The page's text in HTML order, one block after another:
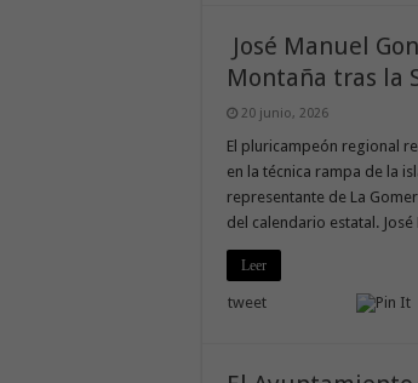
José Manuel
Montaña tras la
20 junio, 2026
El pluricampeón regional
en la técnica rampa de la
representante de La
del calendario estatal.
Leer
tweet